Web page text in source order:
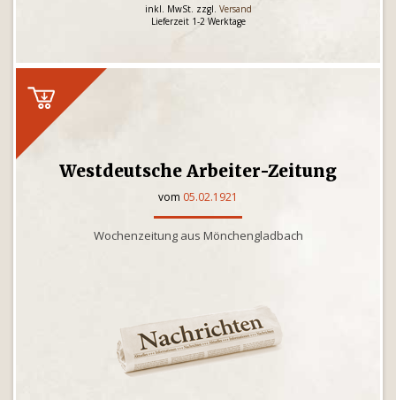
inkl. MwSt. zzgl. Versand
Lieferzeit 1-2 Werktage
Westdeutsche Arbeiter-Zeitung
vom 05.02.1921
Wochenzeitung aus Mönchengladbach